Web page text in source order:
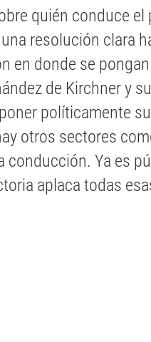
quién conduce el
resolución clara
en donde se
de Kirchner y
políticamente
otros sectores
conducción. Ya es
aplaca todas